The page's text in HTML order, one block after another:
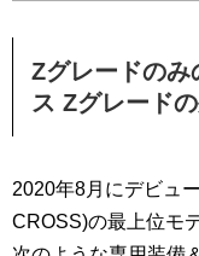
Zグレードのみ
ス Zグレード
2020年8月にデビュ
CROSS)の最上位モ